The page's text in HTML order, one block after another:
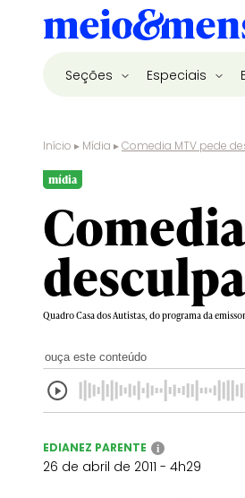
Seções Especiais
Início ▸ Mídia ▸Comedia MTV pede
mídia
Quadro Casa dos Autistas, do programa da
ouça este conteúdo
EDIANEZ PARENTE i
26 de abril de 2011 - 4h29